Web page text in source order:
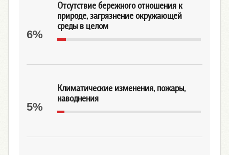
Отсутствие бережного отношения к
природе, загрязнение окружающей
среды в целом
6%
Климатические изменения, пожары,
наводнения
5%